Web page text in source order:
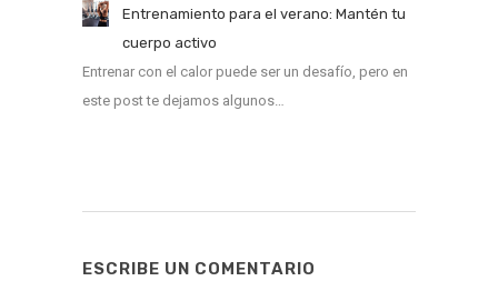
Entrenamiento para el verano: Mantén tu
cuerpo activo
Entrenar con el calor puede ser un desafío, pero en
este post te dejamos algunos…
ESCRIBE UN COMENTARIO